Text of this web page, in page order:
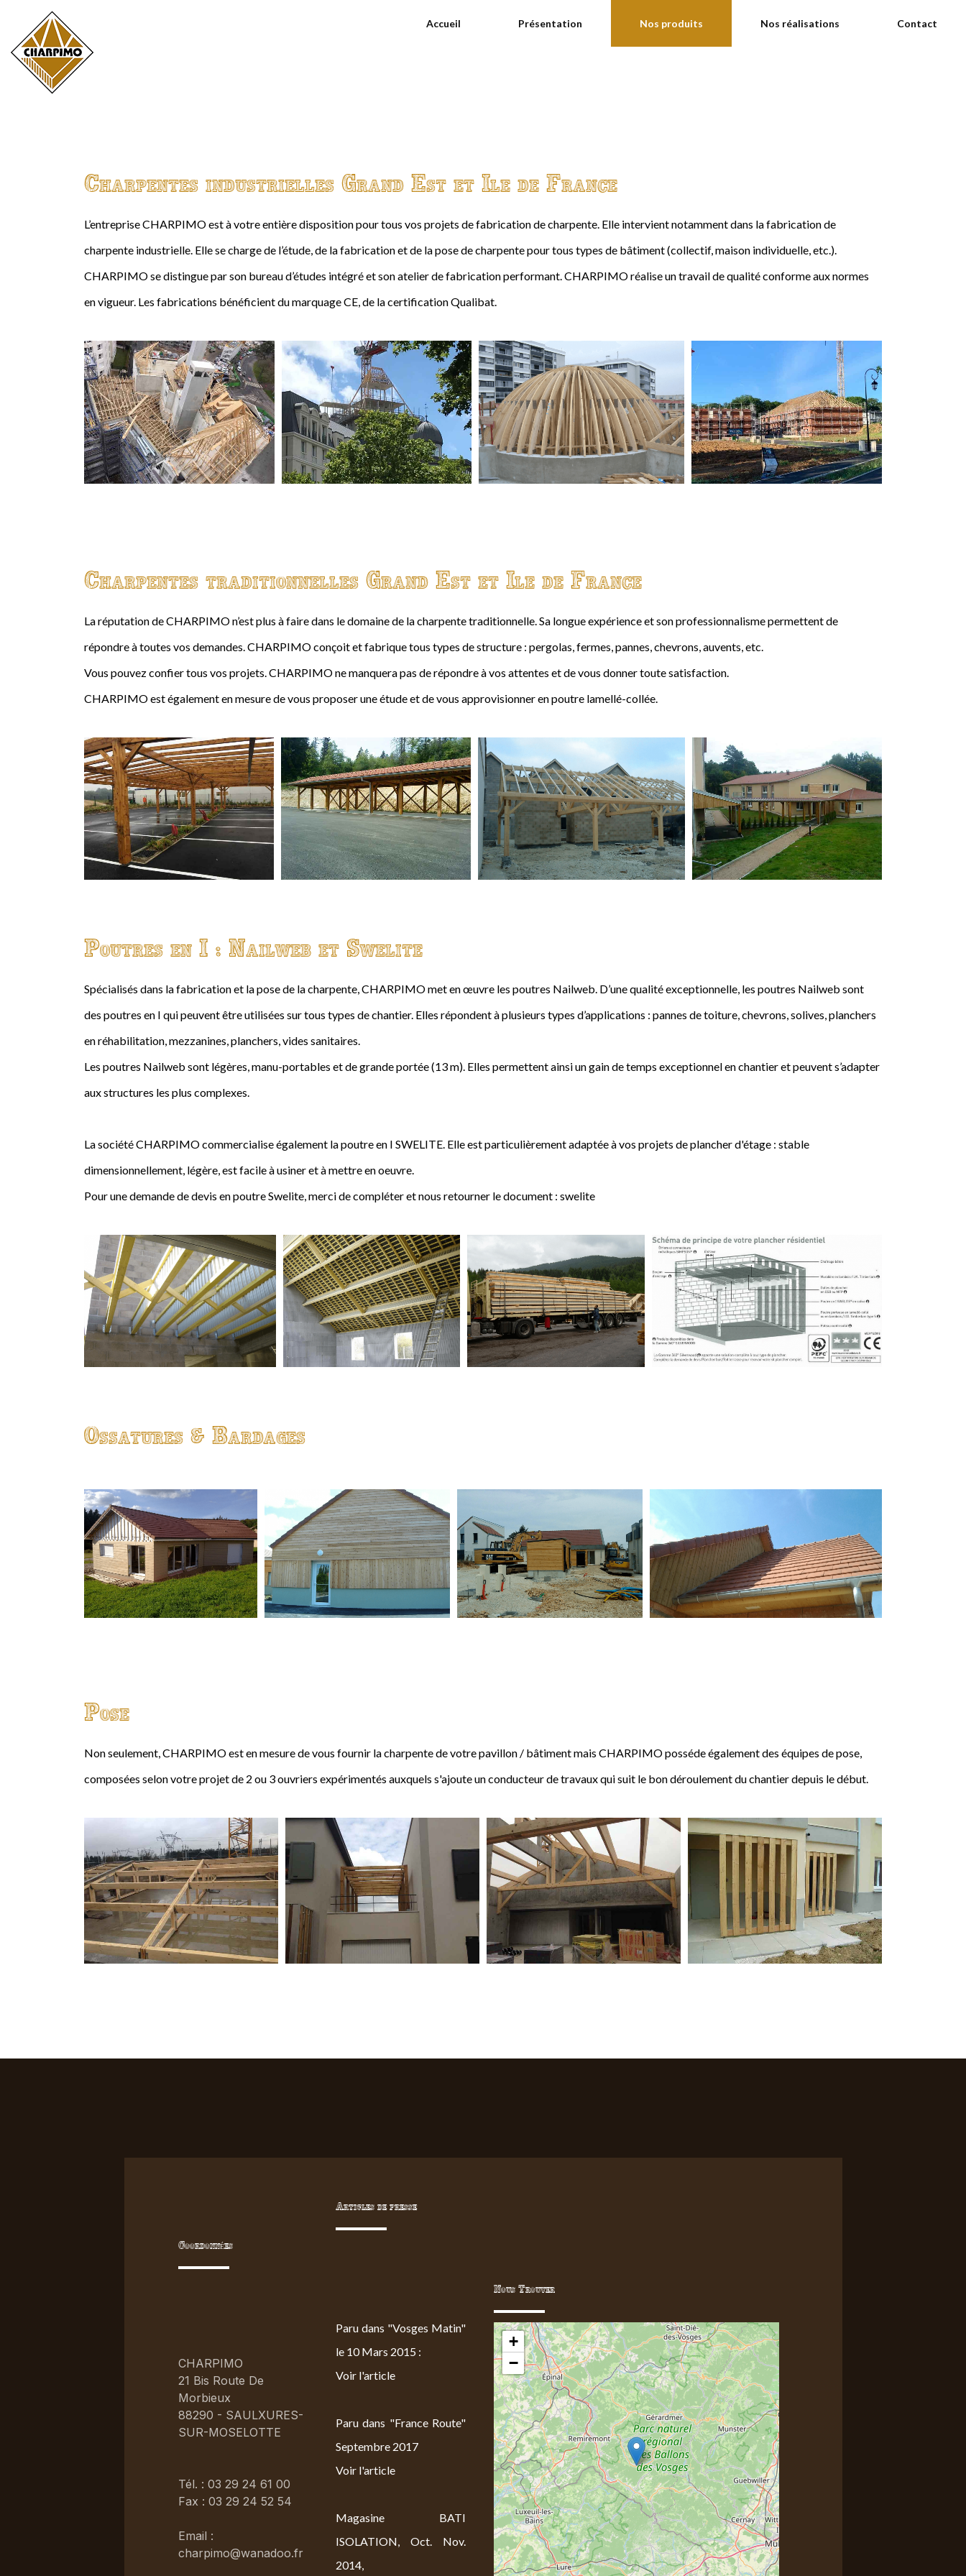
Accueil Présentation Nos produits Nos réalisations Contact
Charpentes industrielles Grand Est et Ile de France
L’entreprise CHARPIMO est à votre entière disposition pour tous vos projets de fabrication de charpente. Elle intervient notamment dans la fabrication de
charpente industrielle. Elle se charge de l’étude, de la fabrication et de la pose de charpente pour tous types de bâtiment (collectif, maison individuelle, etc.).
CHARPIMO se distingue par son bureau d’études intégré et son atelier de fabrication performant. CHARPIMO réalise un travail de qualité conforme aux normes
en vigueur. Les fabrications bénéficient du marquage CE, de la certification Qualibat.
Charpentes traditionnelles Grand Est et Ile de France
La réputation de CHARPIMO n’est plus à faire dans le domaine de la charpente traditionnelle. Sa longue expérience et son professionnalisme permettent de
répondre à toutes vos demandes. CHARPIMO conçoit et fabrique tous types de structure : pergolas, fermes, pannes, chevrons, auvents, etc.
Vous pouvez confier tous vos projets. CHARPIMO ne manquera pas de répondre à vos attentes et de vous donner toute satisfaction.
CHARPIMO est également en mesure de vous proposer une étude et de vous approvisionner en poutre lamellé-collée.
Poutres en I : Nailweb et Swelite
Spécialisés dans la fabrication et la pose de la charpente, CHARPIMO met en œuvre les poutres Nailweb. D’une qualité exceptionnelle, les poutres Nailweb sont
des poutres en I qui peuvent être utilisées sur tous types de chantier. Elles répondent à plusieurs types d’applications : pannes de toiture, chevrons, solives, planchers
en réhabilitation, mezzanines, planchers, vides sanitaires.
Les poutres Nailweb sont légères, manu-portables et de grande portée (13 m). Elles permettent ainsi un gain de temps exceptionnel en chantier et peuvent s’adapter
aux structures les plus complexes.
La société CHARPIMO commercialise également la poutre en I SWELITE. Elle est particulièrement adaptée à vos projets de plancher d'étage : stable
dimensionnellement, légère, est facile à usiner et à mettre en oeuvre.
Pour une demande de devis en poutre Swelite, merci de compléter et nous retourner le document : swelite
Ossatures & Bardages
Pose
Non seulement, CHARPIMO est en mesure de vous fournir la charpente de votre pavillon / bâtiment mais CHARPIMO posséde également des équipes de pose,
composées selon votre projet de 2 ou 3 ouvriers expérimentés auxquels s'ajoute un conducteur de travaux qui suit le bon déroulement du chantier depuis le début.
Coordonnées
CHARPIMO
21 Bis Route De
Morbieux
88290 - SAULXURES-
SUR-MOSELOTTE
Tél. : 03 29 24 61 00
Fax : 03 29 24 52 54
Email :
charpimo@wanadoo.fr
Articles de presse
Paru dans "Vosges Matin"
le 10 Mars 2015 :
Voir l'article
Paru dans "France Route"
Septembre 2017
Voir l'article
Magasine BATI
ISOLATION, Oct. Nov.
2014,
Nous Trouver
+
−